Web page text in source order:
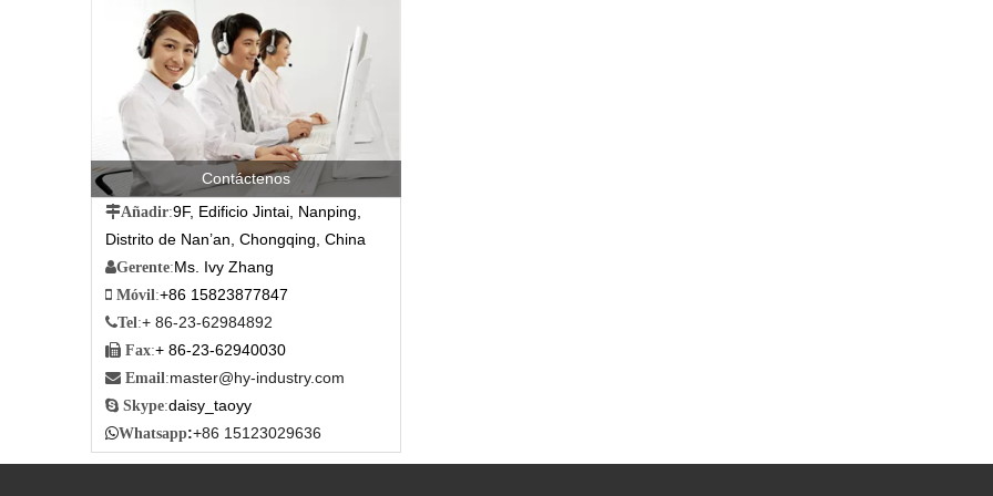
Contáctenos
Añadir:9F, Edificio Jintai, Nanping,
Distrito de Nan’an, Chongqing, China
Gerente:Ms. Ivy Zhang
 Móvil :+86 15823877847
Tel :+ 86-23-62984892
 Fax:+ 86-23-62940030
 Email :master@hy-industry.com
 Skype:daisy_taoyy
Whatsapp:+86 15123029636